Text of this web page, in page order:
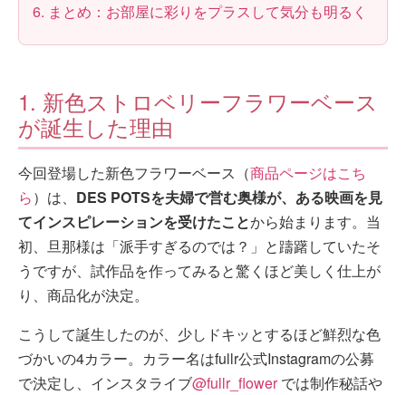
6. まとめ：お部屋に彩りをプラスして気分も明るく
1. 新色ストロベリーフラワーベース
が誕生した理由
今回登場した新色フラワーベース（商品ページはこち
ら）は、 DES POTSを夫婦で営む奥様が、ある映画を見
てインスピレーションを受けたことから始まります。当
初、旦那様は「派手すぎるのでは？」と躊躇していたそ
うですが、試作品を作ってみると驚くほど美しく仕上が
り、商品化が決定。
こうして誕生したのが、少しドキッとするほど鮮烈な色
づかいの4カラー。カラー名はfullr公式Instagramの公募
で決定し、インスタライブ@fullr_flowerでは制作秘話や